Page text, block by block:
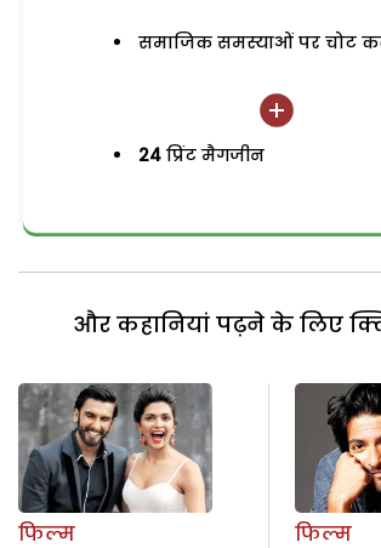
समाजिक समस्याओं पर चोट
24 प्रिंट मैगजीन
और कहानियां पढ़ने के लिए
फिल्म
फिल्म